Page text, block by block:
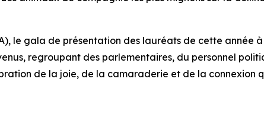
le gala de présentation des lauréats de cette année
regroupant des parlementaires, du personnel
de la joie, de la camaraderie et de la connexion